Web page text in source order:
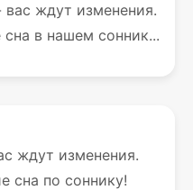
вас ждут изменения.
в нашем сонник...
ждут изменения.
сна по соннику!